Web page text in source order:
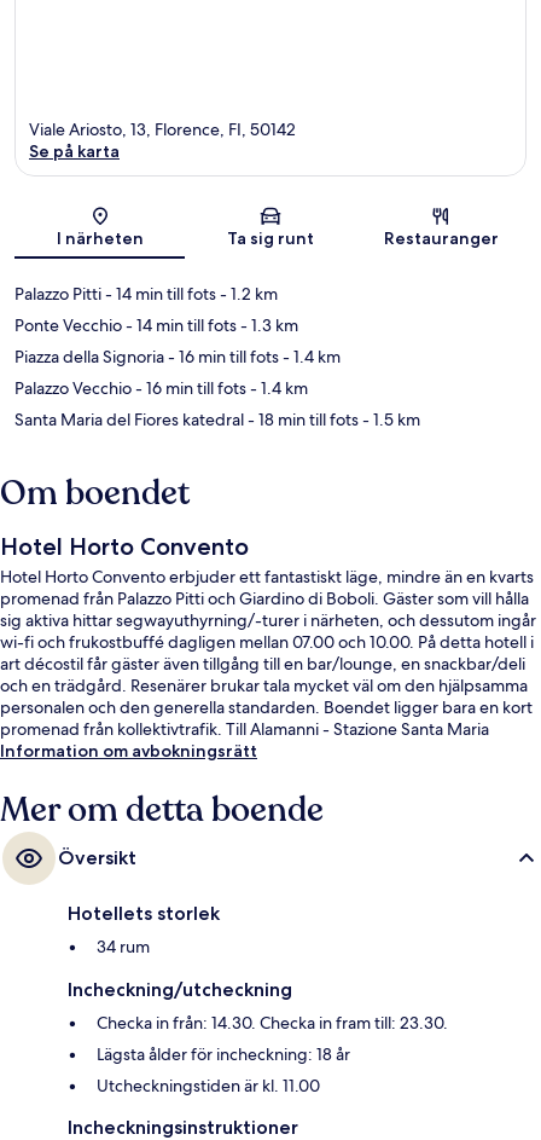
Karta
Viale Ariosto, 13, Florence, FI, 50142
Se på karta
I närheten Ta sig runt Restauranger
Palazzo Pitti- 14 min till fots- 1.2 km
Ponte Vecchio- 14 min till fots- 1.3 km
Piazza della Signoria- 16 min till fots- 1.4 km
Palazzo Vecchio- 16 min till fots- 1.4 km
Santa Maria del Fiores katedral- 18 min till fots- 1.5 km
Om boendet
Hotel Horto Convento
Hotel Horto Convento erbjuder ett fantastiskt läge, mindre än en kvarts
promenad från Palazzo Pitti och Giardino di Boboli. Gäster som vill hålla
sig aktiva hittar segwayuthyrning/-turer i närheten, och dessutom ingår
wi-fi och frukostbuffé dagligen mellan 07.00 och 10.00. På detta hotell i
art décostil får gäster även tillgång till en bar/lounge, en snackbar/deli
och en trädgård. Resenärer brukar tala mycket väl om den hjälpsamma
personalen och den generella standarden. Boendet ligger bara en kort
promenad från kollektivtrafik. Till Alamanni - Stazione Santa Maria
Novella spårvagnshållplats tar det inte mer än 14 minuter att gå.
Information om avbokningsrätt
Mer om detta boende
Översikt
Hotellets storlek
34 rum
Incheckning/utcheckning
Checka in från: 14.30. Checka in fram till: 23.30.
Lägsta ålder för incheckning: 18 år
Utcheckningstiden är kl. 11.00
Incheckningsinstruktioner